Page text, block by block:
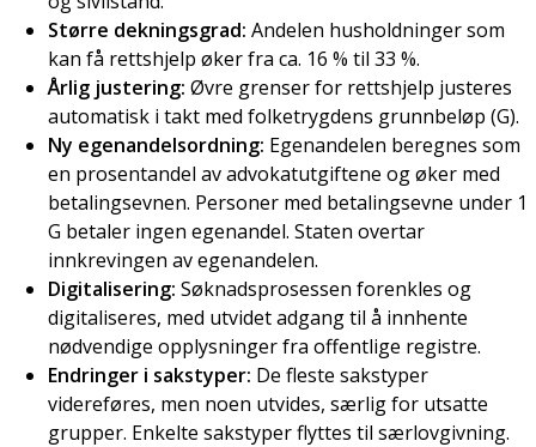
Større dekningsgrad: Andelen husholdninger som
kan få rettshjelp øker fra ca. 16 % til 33 %.
Årlig justering: Øvre grenser for rettshjelp justeres
automatisk i takt med folketrygdens grunnbeløp (G).
Ny egenandelsordning: Egenandelen beregnes som
en prosentandel av advokatutgiftene og øker med
betalingsevnen. Personer med betalingsevne under 1
G betaler ingen egenandel. Staten overtar
innkrevingen av egenandelen.
Digitalisering: Søknadsprosessen forenkles og
digitaliseres, med utvidet adgang til å innhente
nødvendige opplysninger fra offentlige registre.
Endringer i sakstyper: De fleste sakstyper
videreføres, men noen utvides, særlig for utsatte
grupper. Enkelte sakstyper flyttes til særlovgivning.